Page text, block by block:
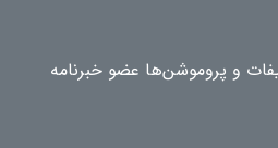
و پروموشن‌ها عضو خبرنامه